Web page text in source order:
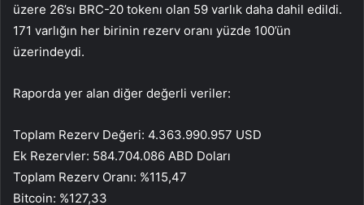
üzere 26’sı BRC-20 tokenı olan 59 varlık daha dahil edildi.
171 varlığın her birinin rezerv oranı yüzde 100’ün
üzerindeydi.
Raporda yer alan diğer değerli veriler:
Toplam Rezerv Değeri: 4.363.990.957 USD
Ek Rezervler: 584.704.086 ABD Doları
Toplam Rezerv Oranı: %115,47
Bitcoin: %127,33